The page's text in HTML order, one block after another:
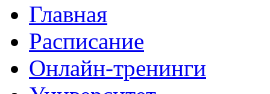
Главная
Расписание
Онлайн-тренинги